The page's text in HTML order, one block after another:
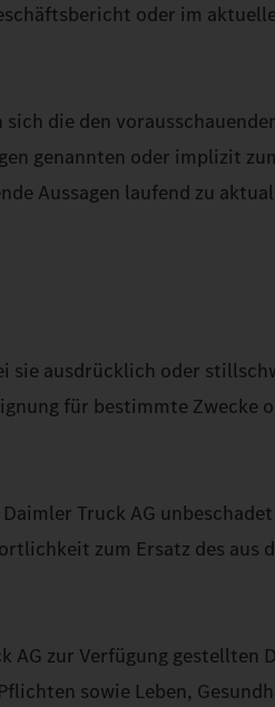
oder im
die den
genannten oder implizit
Aussagen laufend zu
ausdrücklich oder
für bestimmte Zwecke
Truck AG
zum Ersatz des aus
zur Verfügung
sowie Leben,